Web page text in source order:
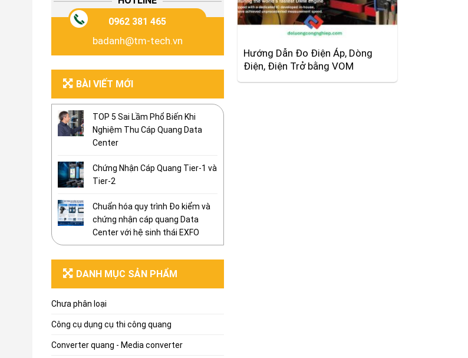
0962 381 465
badanh@tm-tech.vn
BÀI VIẾT MỚI
TOP 5 Sai Lầm Phổ Biến Khi
Nghiệm Thu Cáp Quang Data
Center
Chứng Nhận Cáp Quang Tier-1 và
Tier-2
Chuẩn hóa quy trình Đo kiểm và
chứng nhận cáp quang Data
Center với hệ sinh thái EXFO
DANH MỤC SẢN PHẨM
Chưa phân loại
Công cụ dụng cụ thi công quang
Converter quang - Media converter
Hướng Dẫn Đo Điện Áp, Dòng
Điện, Điện Trở bằng VOM